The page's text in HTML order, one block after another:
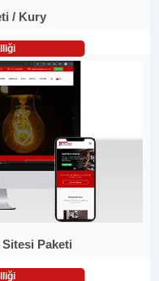
/ Kury
Paketi